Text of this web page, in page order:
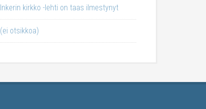
Inkerin kirkko -lehti on taas ilmestynyt
(ei otsikkoa)